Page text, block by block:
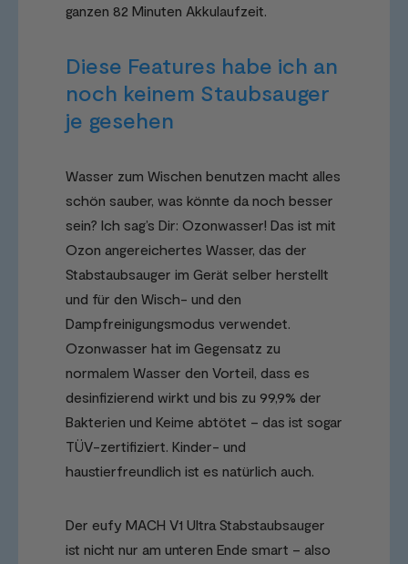
ganzen 82 Minuten Akkulaufzeit.
Diese Features habe ich an
noch keinem Staubsauger
je gesehen
Wasser zum Wischen benutzen macht alles
schön sauber, was könnte da noch besser
sein? Ich sag’s Dir: Ozonwasser! Das ist mit
Ozon angereichertes Wasser, das der
Stabstaubsauger im Gerät selber herstellt
und für den Wisch- und den
Dampfreinigungsmodus verwendet.
Ozonwasser hat im Gegensatz zu
normalem Wasser den Vorteil, dass es
desinfizierend wirkt und bis zu 99,9% der
Bakterien und Keime abtötet – das ist sogar
TÜV-zertifiziert. Kinder- und
haustierfreundlich ist es natürlich auch.
Der eufy MACH V1 Ultra Stabstaubsauger
ist nicht nur am unteren Ende smart – also